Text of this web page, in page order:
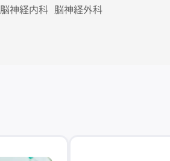
脳神経内科 脳神経外科